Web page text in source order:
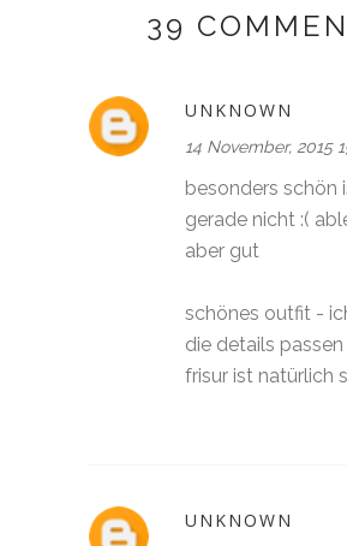
39
UNKNOWN
14 November, 2015
besonders schön
gerade nicht :(
aber gut
schönes outfit -
die details
frisur ist natürlich
UNKNOWN